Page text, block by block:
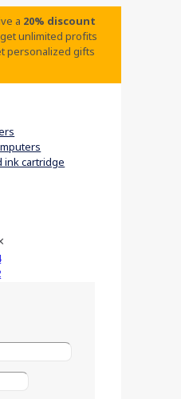
a 20% discount
unlimited profits
personalized gifts
ink cartridge